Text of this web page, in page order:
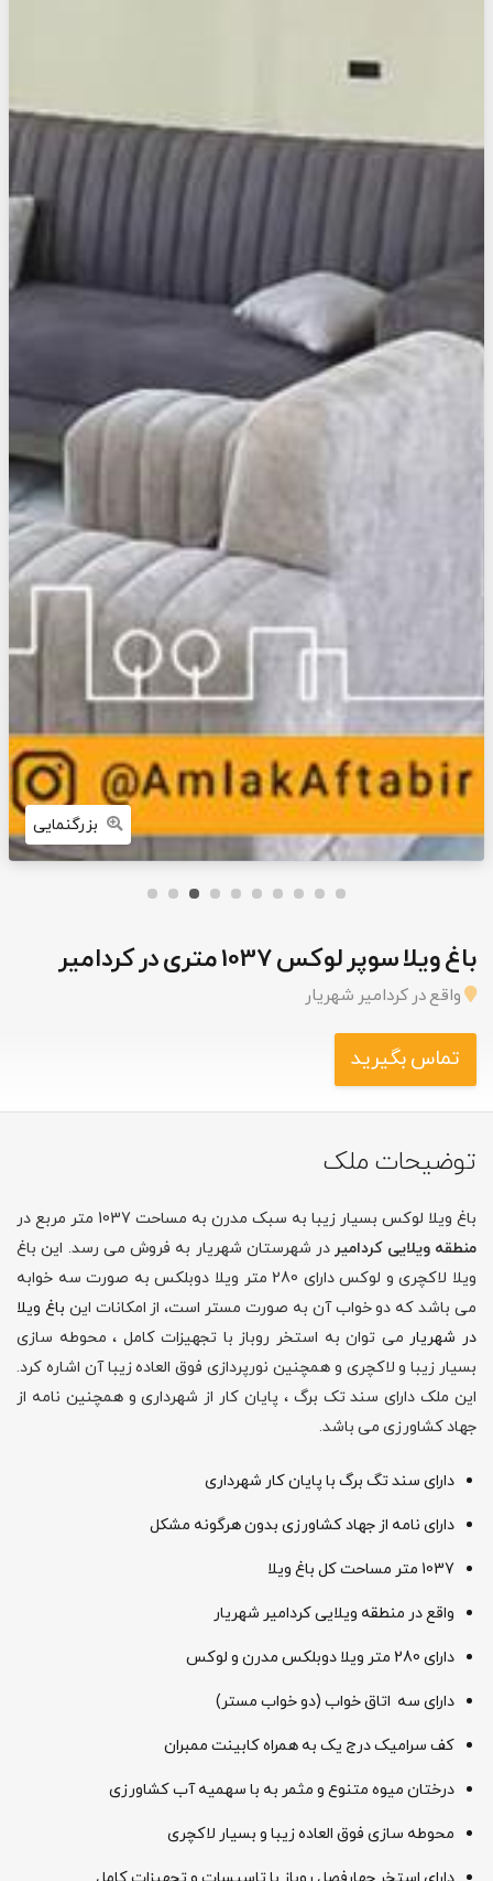
باغ ویلا سوپر لوکس 1037 متری در کردامیر
واقع در کردامیر شهریار
تماس بگیرید
توضیحات ملک
باغ ویلا لوکس بسیار زیبا به سبک مدرن به مساحت 1037 متر مربع در
منطقه ویلایی کردامیر در شهرستان شهریار به فروش می رسد. این باغ
ویلا لاکچری و لوکس دارای 280 متر ویلا دوبلکس به صورت سه خوابه
می باشد که دو خواب آن به صورت مستر است، از امکانات این باغ ویلا
در شهریار می توان به استخر روباز با تجهیزات کامل ، محوطه سازی
بسیار زیبا و لاکچری و همچنین نورپردازی فوق العاده زیبا آن اشاره کرد.
این ملک دارای سند تک برگ ، پایان کار از شهرداری و همچنین نامه از
جهاد کشاورزی می باشد.
دارای سند تگ برگ با پایان کار شهرداری
دارای نامه از جهاد کشاورزی بدون هرگونه مشکل
1037 متر مساحت کل باغ ویلا
واقع در منطقه ویلایی کردامیر شهریار
دارای 280 متر ویلا دوبلکس مدرن و لوکس
دارای سه اتاق خواب (دو خواب مستر)
کف سرامیک درج یک به همراه کابینت ممبران
درختان میوه متنوع و مثمر‌ به با سهمیه آب کشاورزی
محوطه سازی فوق العاده زیبا و بسیار لاکچری